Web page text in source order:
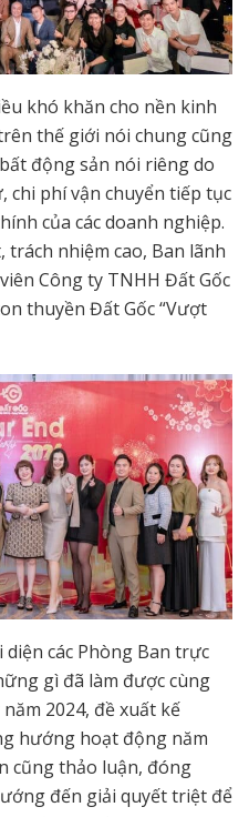
khó khăn cho nền kinh
thế giới nói chung cũng
động sản nói riêng do
chi phí vận chuyển tiếp tục
của các doanh nghiệp.
nhiệm cao, Ban lãnh
Công ty TNHH Đất Gốc
thuyền Đất Gốc “Vượt
các Phòng Ban trực
gì đã làm được cùng
2024, đề xuất kế
hướng hoạt độn­g năm
cũng thảo luận, đóng
đến giải quyết triệt để